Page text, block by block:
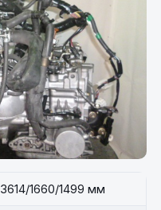
3614/1660/1499 мм